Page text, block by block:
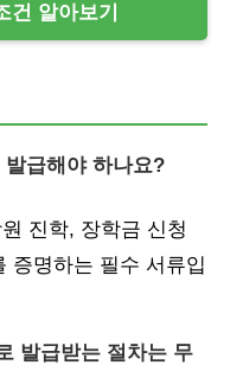
건 알아보기
급해야 하나요?
진학, 장학금 신청
증명하는 필수 서류입
발급받는 절차는 무